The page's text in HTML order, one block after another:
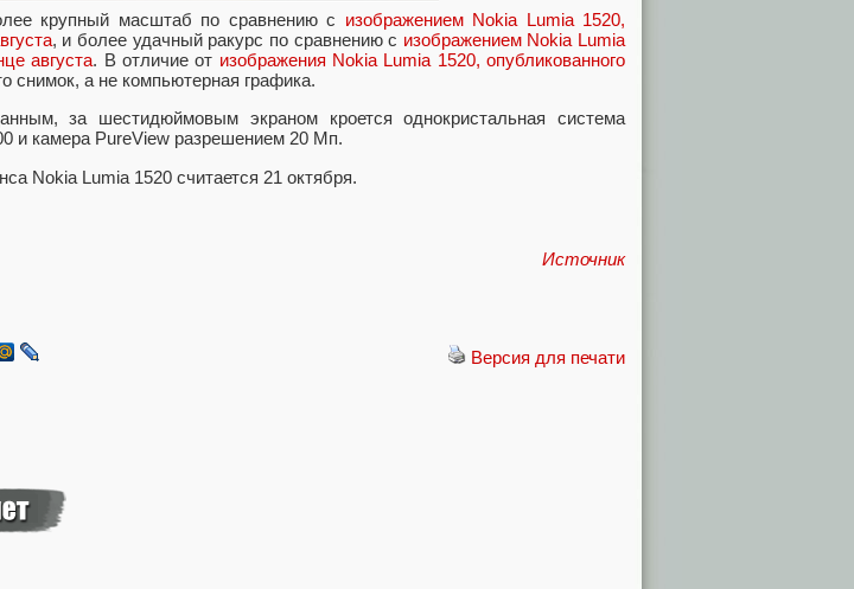
крупный масштаб по сравнению с изображением Nokia Lumia 1520,
, и более удачный ракурс по сравнению с изображением Nokia Lumia
августа. В отличие от изображения Nokia Lumia 1520, опубликованного
снимок, а не компьютерная графика.
за шестидюймовым экраном кроется однокристальная система
и камера PureView разрешением 20 Мп.
Nokia Lumia 1520 считается 21 октября.
Источник
Версия для печати